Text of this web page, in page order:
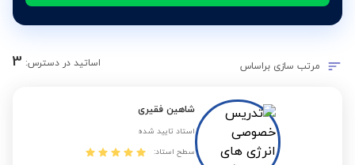
مرتب سازی براساس اساتید در دسترس: 3
شاهین فقیری
استاد تایید شده
سطح استاد: